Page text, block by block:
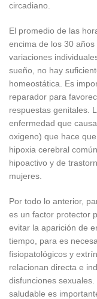
circadiano.
El promedio de las
encima de los 30
variaciones
sueño, no hay
homeostática. Es
reparador para
respuestas genitales.
enfermedad que
oxigeno) que hace
hipoxia cerebral
hipoactivo y de
mujeres.
Por todo lo anterior,
es un factor protector
evitar la aparición de
tiempo, para es
fisiopatológicos y
relacionan directa e
disfunciones
saludable es